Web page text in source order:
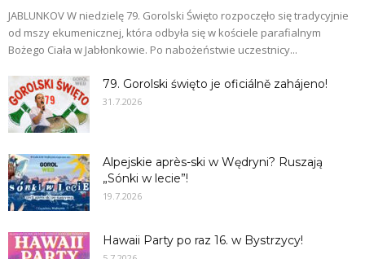
JABLUNKOV W niedzielę 79. Gorolski Święto rozpoczęło się tradycyjnie
od mszy ekumenicznej, która odbyła się w kościele parafialnym
Bożego Ciała w Jabłonkowie. Po nabożeństwie uczestnicy...
79. Gorolski święto je oficiálně zahájeno!
31.7.2026
Alpejskie après-ski w Wędryni? Ruszają
„Sónki w lecie”!
19.7.2026
Hawaii Party po raz 16. w Bystrzycy!